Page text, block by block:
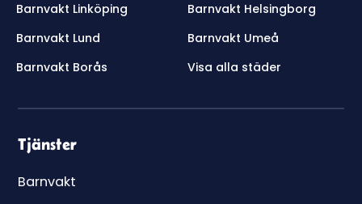
Barnvakt Linköping
Barnvakt Helsingborg
Barnvakt Lund
Barnvakt Umeå
Barnvakt Borås
Visa alla städer
Tjänster
Barnvakt